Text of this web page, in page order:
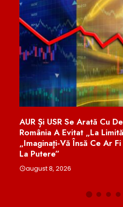
AUR Și USR Se Arată Cu
România A Evitat „la
„Imaginaţi-Vă Însă Ce Ar
La Putere”
august 8, 2026